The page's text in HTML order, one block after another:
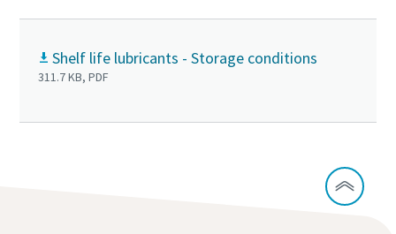
Shelf life lubricants - Storage conditions
311.7 KB, PDF